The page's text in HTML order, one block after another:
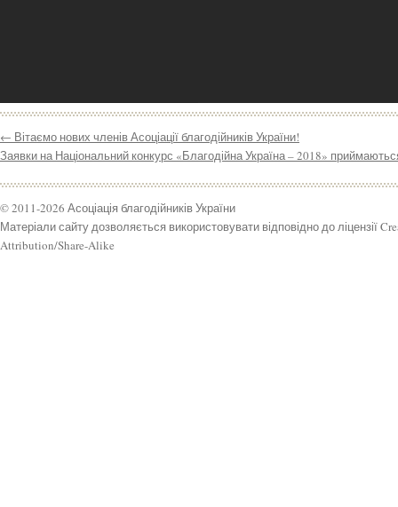
← Вітаємо нових членів Асоціації благодійників України!
Заявки на Національний конкурс «Благодійна Україна – 2018»
© 2011-2026 Асоціація благодійників України
Матеріали сайту дозволяється використовувати відповідно до ліцензії
Attribution/Share-Alike